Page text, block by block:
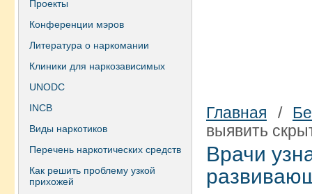
Проекты
Конференции мэров
Литература о наркомании
Клиники для наркозависимых
UNODC
INCB
Виды наркотиков
Перечень наркотических средств
Как решить проблему узкой
прихожей
Главная /
выявить
Врачи